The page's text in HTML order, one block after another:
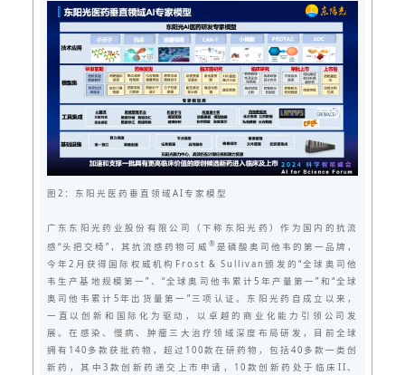
图2：东阳光医药垂直领域AI专家模型
广东东阳光药业股份有限公司（下称东阳光药）作为国内的抗流
感“头把交椅”，其抗流感药物可威®是磷酸奥司他韦的第一品牌，
今年2月获得国际权威机构Frost & Sullivan颁发的“全球奥司他
韦生产基地规模第一”、“全球奥司他韦累计5年产量第一”和“全球
奥司他韦累计5年出货量第一”三项认证。东阳光药自成立以来，
一直以创新和国际化为驱动，以卓越的商业化能力引领公司发
展。在感染、慢病、肿瘤三大治疗领域深度布局研发，目前全球
拥有140多款获批药物，超过100款在研药物，包括40多款一类创
新药，其中3款创新药递交上市申请，10款创新药处于临床II、